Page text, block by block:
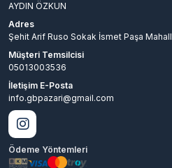
AYDIN ÖZKUN
Adres
Şehit Arif Ruso Sokak İsmet Paşa
Müşteri Temsilcisi
05013003536
İletişim E-Posta
info.gbpazari@gmail.com
Ödeme Yöntemleri